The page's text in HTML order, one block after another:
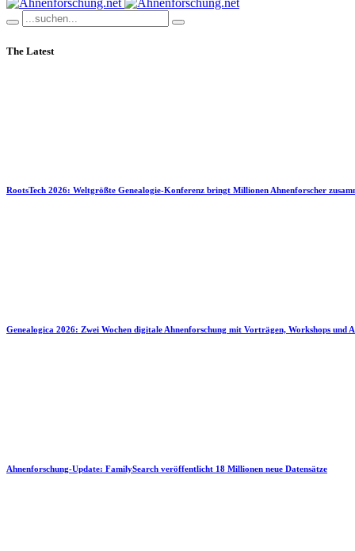
The Latest
RootsTech 2026: Weltgrößte Genealogie-Konferenz bringt Millionen Ahnenforscher
Genealogica 2026: Zwei Wochen digitale Ahnenforschung mit Vorträgen, Workshops und
Ahnenforschung-Update: FamilySearch veröffentlicht 18 Millionen neue Datensätze